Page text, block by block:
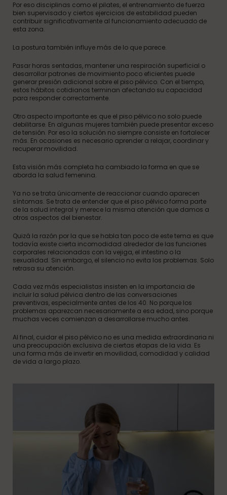
Por eso disciplinas como el pilates, el entrenamiento de fuerza
bien supervisado y ciertos ejercicios de estabilidad pueden
contribuir significativamente al funcionamiento adecuado de
esta zona.
La postura también influye más de lo que parece.
Pasar horas sentadas, mantener una respiración superficial o
desarrollar patrones de movimiento poco eficientes puede
generar presión adicional sobre el piso pélvico. Con el tiempo,
estos hábitos cotidianos terminan afectando su capacidad
para responder correctamente.
Otro aspecto importante es que el piso pélvico no solo puede
debilitarse. En algunas mujeres también puede presentar exceso
de tensión. Por eso la solución no siempre consiste en fortalecer
más. En ocasiones es necesario aprender a relajar, coordinar y
recuperar movilidad.
Esta visión más completa ha cambiado la forma en que se
aborda la salud femenina.
Ya no se trata únicamente de reaccionar cuando aparecen
síntomas. Se trata de entender que el piso pélvico forma parte
de la salud integral y merece la misma atención que damos a
otros aspectos del bienestar.
Quizá la razón por la que se habla tan poco de este tema es que
todavía existe cierta incomodidad alrededor de las funciones
corporales relacionadas con la vejiga, el intestino o la
sexualidad. Sin embargo, el silencio no evita los problemas. Solo
retrasa su atención.
Cada vez más especialistas insisten en la importancia de
incluir la salud pélvica dentro de las conversaciones
preventivas, especialmente antes de los 40. No porque los
problemas aparezcan necesariamente a esa edad, sino porque
muchas veces comienzan a desarrollarse mucho antes.
Al final, cuidar el piso pélvico no es una medida extraordinaria ni
una preocupación exclusiva de ciertas etapas de la vida. Es
una forma más de invertir en movilidad, comodidad y calidad
de vida a largo plazo.